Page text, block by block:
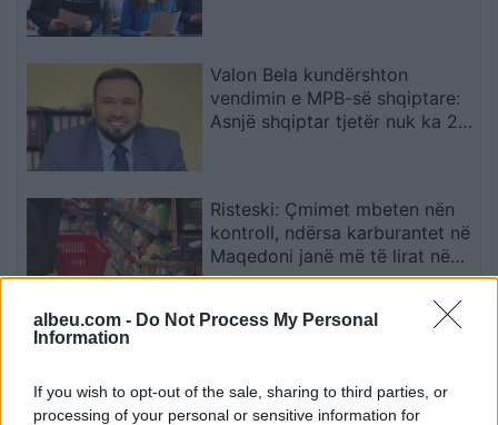
albeu.com - Do Not Process My Personal
Information
If you wish to opt-out of the sale, sharing to third parties, or
processing of your personal or sensitive information for
Valon Bela kundërshton
vendimin e MPB-së shqiptare:
Asnjë shqiptar tjetër nuk ka 22
Risteski: Çmimet mbeten nën
kontroll, ndërsa karburantet në
Maqedoni janë më të lirat në
rajon
Infantinos në krye të FIFA-s